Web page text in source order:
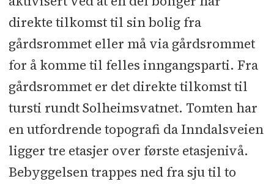
direkte tilkomst til sin bolig fra
gårdsrommet eller må via gårdsrommet
for å komme til felles inngangsparti. Fra
gårdsrommet er det direkte tilkomst til
tursti rundt Solheimsvatnet. Tomten har
en utfordrende topografi da Inndalsveien
ligger tre etasjer over første etasjenivå.
Bebyggelsen trappes ned fra sju til to